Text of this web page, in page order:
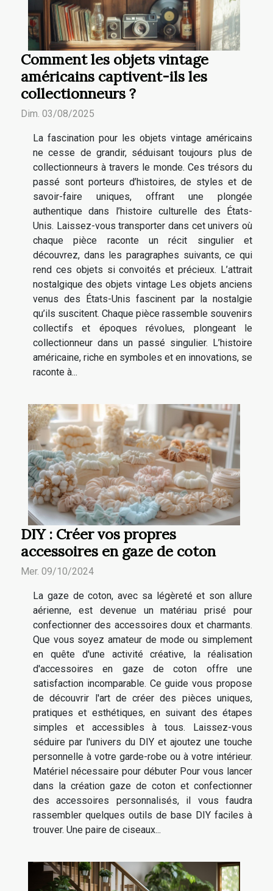
Comment les objets vintage
américains captivent-ils les
collectionneurs ?
Dim. 03/08/2025
La fascination pour les objets vintage américains
ne cesse de grandir, séduisant toujours plus de
collectionneurs à travers le monde. Ces trésors du
passé sont porteurs d’histoires, de styles et de
savoir-faire uniques, offrant une plongée
authentique dans l’histoire culturelle des États-
Unis. Laissez-vous transporter dans cet univers où
chaque pièce raconte un récit singulier et
découvrez, dans les paragraphes suivants, ce qui
rend ces objets si convoités et précieux. L’attrait
nostalgique des objets vintage Les objets anciens
venus des États-Unis fascinent par la nostalgie
qu’ils suscitent. Chaque pièce rassemble souvenirs
collectifs et époques révolues, plongeant le
collectionneur dans un passé singulier. L’histoire
américaine, riche en symboles et en innovations, se
raconte à...
DIY : Créer vos propres
accessoires en gaze de coton
Mer. 09/10/2024
La gaze de coton, avec sa légèreté et son allure
aérienne, est devenue un matériau prisé pour
confectionner des accessoires doux et charmants.
Que vous soyez amateur de mode ou simplement
en quête d'une activité créative, la réalisation
d'accessoires en gaze de coton offre une
satisfaction incomparable. Ce guide vous propose
de découvrir l'art de créer des pièces uniques,
pratiques et esthétiques, en suivant des étapes
simples et accessibles à tous. Laissez-vous
séduire par l'univers du DIY et ajoutez une touche
personnelle à votre garde-robe ou à votre intérieur.
Matériel nécessaire pour débuter Pour vous lancer
dans la création gaze de coton et confectionner
des accessoires personnalisés, il vous faudra
rassembler quelques outils de base DIY faciles à
trouver. Une paire de ciseaux...